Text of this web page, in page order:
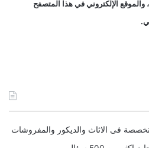
الإلكتروني في هذا المتصفح
فى الاثاث والديكور والمفروشات